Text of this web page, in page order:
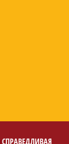
СПРАВЕДЛИВАЯ